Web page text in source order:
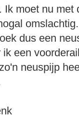
Ik moet nu
omslachtig.
dus een
ik een
neuspijp